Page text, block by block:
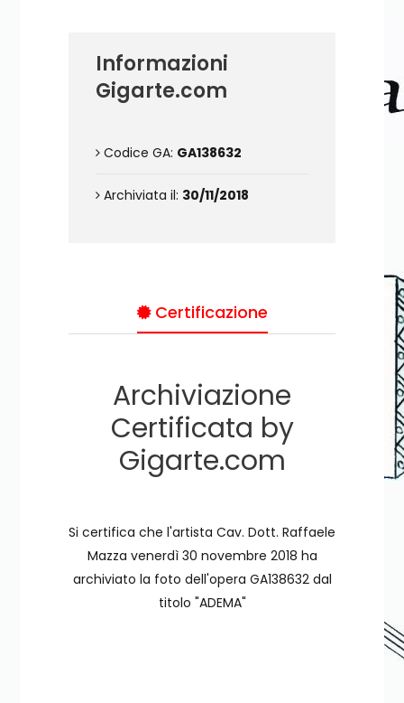
Informazioni
Gigarte.com
Codice GA: GA138632
Archiviata il: 30/11/2018
Certificazione
Archiviazione
Certificata by
Gigarte.com
Si certifica che l'artista Cav. Dott. Raffaele
Mazza venerdì 30 novembre 2018 ha
archiviato la foto dell'opera GA138632 dal
titolo "ADEMA"